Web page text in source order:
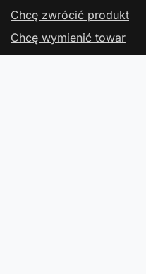
Chcę zwrócić produkt
Chcę wymienić towar